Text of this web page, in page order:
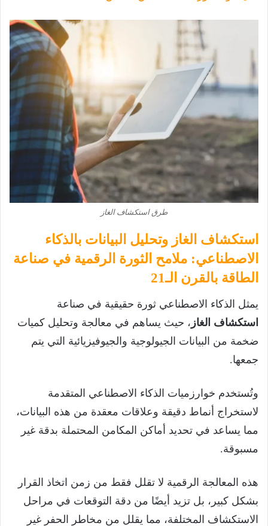
طرق استكشاف الغاز
استكشاف الغاز وتحليل البيانات بالذكاء
الاصطناعي: ملامح الثورة الرقمية في صناعة
الطاقة بالقرن الـ21
يمثل الذكاء الاصطناعي ثورة حقيقية في صناعة
استكشاف الغاز ، حيث يساهم في معالجة وتحليل كميات
ضخمة من البيانات الجيولوجية والجيوفيزيائية التي يتم
جمعها.
وتُستخدم خوارزميات الذكاء الاصطناعي المتقدمة
لاستخراج أنماط دقيقة وعلاقات معقدة من هذه البيانات،
مما يساعد في تحديد أماكن المكامن المحتملة بدقة غير
مسبوقة.
هذه المعالجة الرقمية لا تقلل فقط من زمن اتخاذ القرار
بشكل كبير، بل تزيد أيضًا من دقة التوقعات في مراحل
الاستكشاف المختلفة، مما يقلل من مخاطر الحفر غير